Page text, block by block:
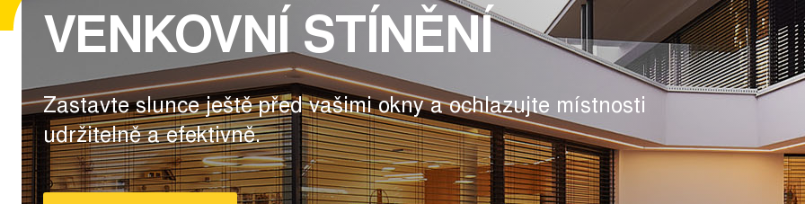
VENKOVNÍ STÍNĚNÍ
Zastavte slunce ještě před vašimi okny a ochlazujte místnosti
udržitelně a efektivně.